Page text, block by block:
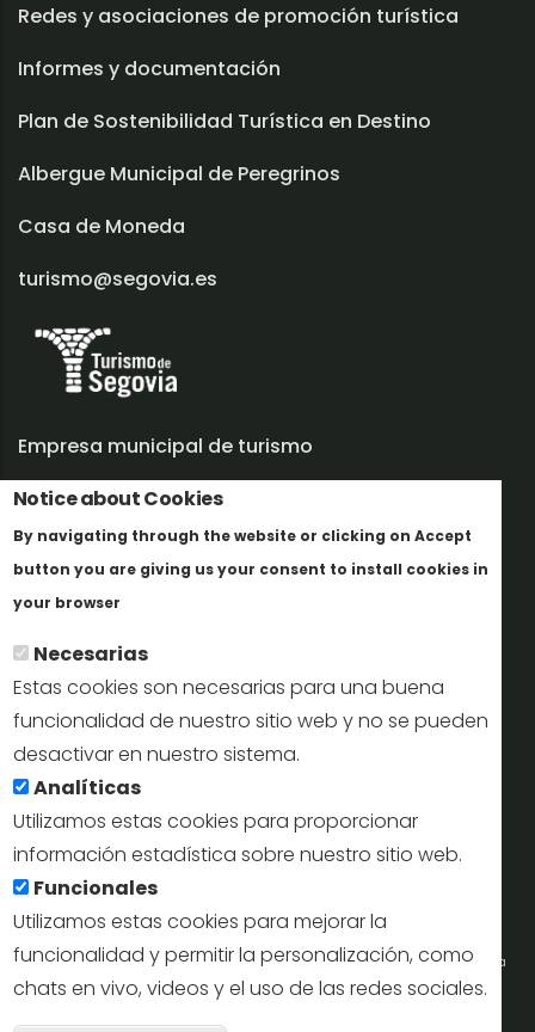
Notice about Cookies
By navigating through the website or clicking on Accept
button you are giving us your consent to install cookies in
your browser
Necesarias
Estas cookies son necesarias para una buena
funcionalidad de nuestro sitio web y no se pueden
desactivar en nuestro sistema.
Analíticas
Utilizamos estas cookies para proporcionar
información estadística sobre nuestro sitio web.
Funcionales
Utilizamos estas cookies para mejorar la
funcionalidad y permitir la personalización, como
chats en vivo, videos y el uso de las redes sociales.
Redes y asociaciones de promoción turística
Informes y documentación
Plan de Sostenibilidad Turística en Destino
Albergue Municipal de Peregrinos
Casa de Moneda
turismo@segovia.es
Empresa municipal de turismo
Trabaja con nosotros
Informes y documentación
Perfil del contratante
Oficinas de Turismo
reservas@turismodesegovia.com
info@turismodesegovia.com
Aviso legal |
Portal de la Concejalía de Turismo (Ayuntamiento de Segovia) y la Empresa
Municipal de Turismo de Segovia © 2022